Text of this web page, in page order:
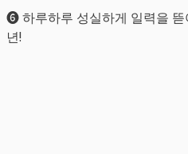
➏ 하루하루 성실하게 일력을
년!